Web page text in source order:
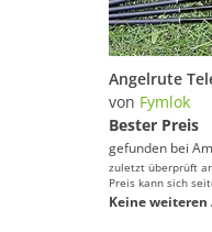
von Fymlok
Bester Preis
gefunden bei
zuletzt überprüft
Preis kann sich
Keine